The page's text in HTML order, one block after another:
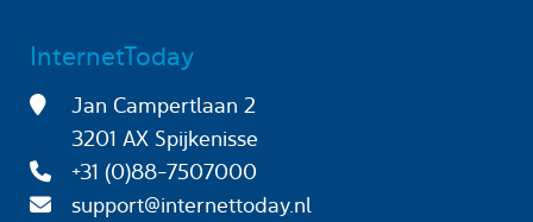
InternetToday
Jan Campertlaan 2
3201 AX Spijkenisse
+31 (0)88-7507000
support@internettoday.nl